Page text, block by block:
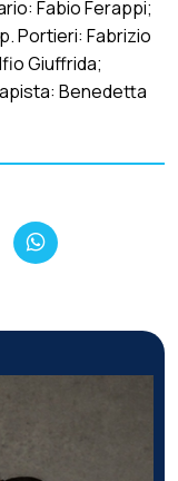
Fabio Ferappi;
Portieri: Fabrizio
Giuffrida;
Benedetta